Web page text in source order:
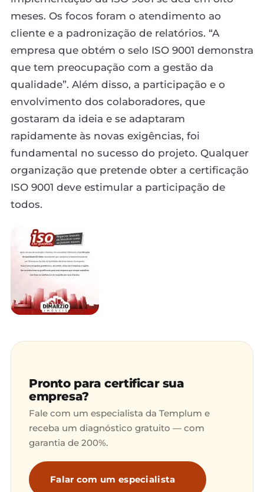
meses. Os focos foram o atendimento ao
cliente e a padronização de relatórios. “A
empresa que obtém o selo ISO 9001 demonstra
que tem preocupação com a gestão da
qualidade”. Além disso, a participação e o
envolvimento dos colaboradores, que
gostaram da ideia e se adaptaram
rapidamente às novas exigências, foi
fundamental no sucesso do projeto. Qualquer
organização que pretende obter a certificação
ISO 9001 deve estimular a participação de
todos.
Pronto para certificar sua
empresa?
Fale com um especialista da Templum e
receba um diagnóstico gratuito — com
garantia de 200%.
Falar com um especialista